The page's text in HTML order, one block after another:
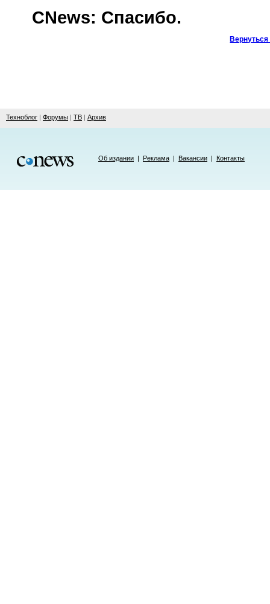
CNews: Cпасибо.
Техноблог | Форумы | ТВ | Архив
Об издании | Реклама | Вакансии | Контакты